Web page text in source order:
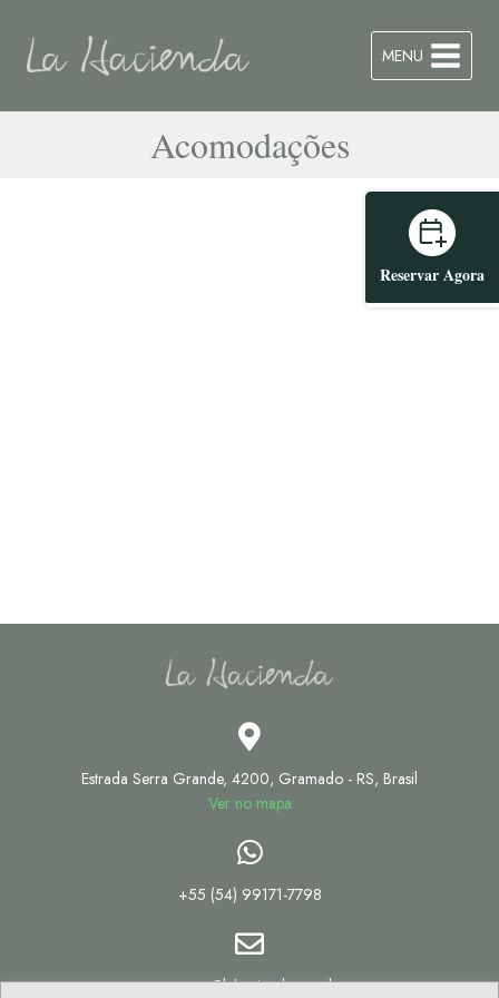
MENU
Acomodações
Estrada Serra Grande, 4200, Gramado - RS, Brasil
Ver no mapa
+55 (54) 99171-7798
reservas@lahacienda.com.br
Reservar Agora